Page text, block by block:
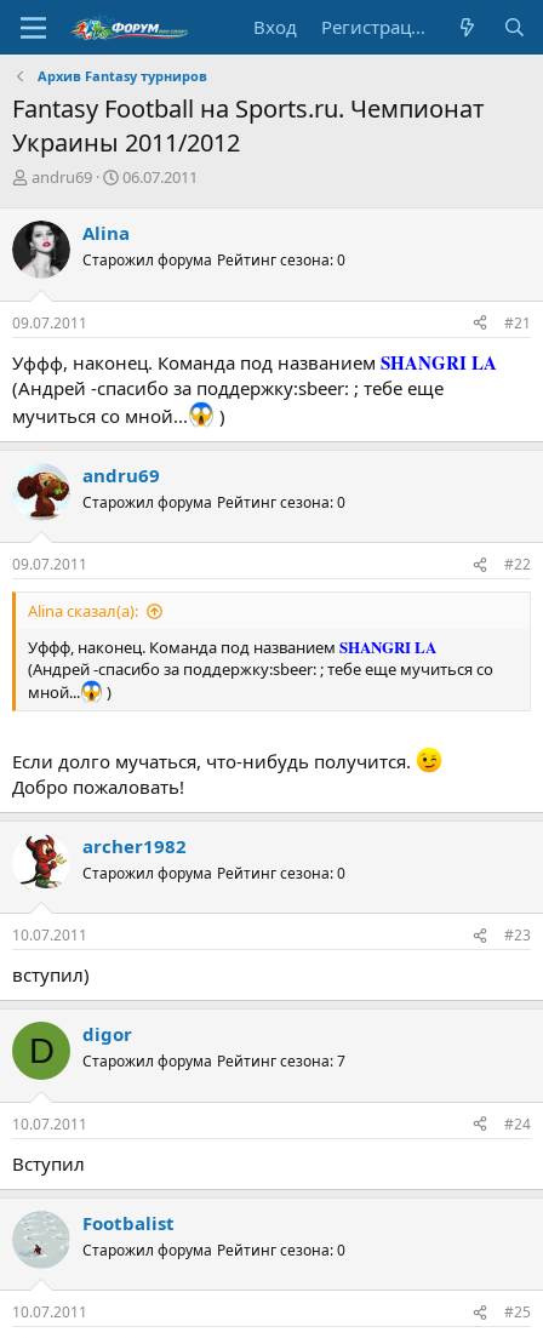
Вход Регистрация
Архив Fantasy турниров
Fantasy Football на Sports.ru. Чемпионат
Украины 2011/2012
А
т
о
р
т
е
м
andru69
Д
а
н
ч
а
06.07.2011
Alina
Старожил форума Рейтинг сезона: 0
09.07.2011 #21
Уффф, наконец. Команда под названием SHANGRI LA
(Андрей -спасибо за поддержку:sbeer: ; тебе еще
мучиться со мной...
)
andru69
Старожил форума Рейтинг сезона: 0
09.07.2011 #22
Alina сказал(а):
Уффф, наконец. Команда под названием SHANGRI LA
(Андрей -спасибо за поддержку:sbeer: ; тебе еще мучиться со
мной...
)
Если долго мучаться, что-нибудь получится.
Добро пожаловать!
archer1982
Старожил форума Рейтинг сезона: 0
10.07.2011 #23
вступил)
D digor
Старожил форума Рейтинг сезона: 7
10.07.2011 #24
Вступил
Footbalist
Старожил форума Рейтинг сезона: 0
10.07.2011 #25